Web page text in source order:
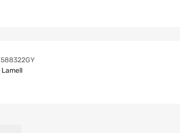
588322GY
Lamell